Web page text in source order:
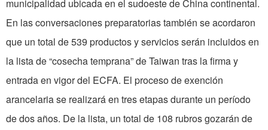
municipalidad ubicada en el sudoeste de China continental.
En las conversaciones preparatorias también se acordaron
que un total de 539 productos y servicios serán incluidos en
la lista de “cosecha temprana” de Taiwan tras la firma y
entrada en vigor del ECFA. El proceso de exención
arancelaria se realizará en tres etapas durante un período
de dos años. De la lista, un total de 108 rubros gozarán de